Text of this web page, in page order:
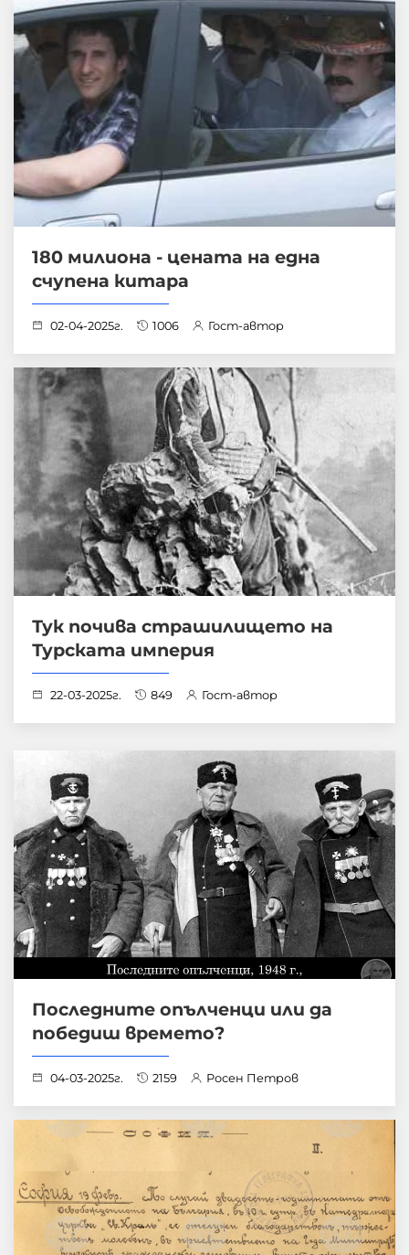
180 милиона - цената на една
счупена китара
02-04-2025г. 1006 Гост-автор
Тук почива страшилището на
Турската империя
22-03-2025г. 849 Гост-автор
Последните опълченци или да
победиш времето?
04-03-2025г. 2159 Росен Петров